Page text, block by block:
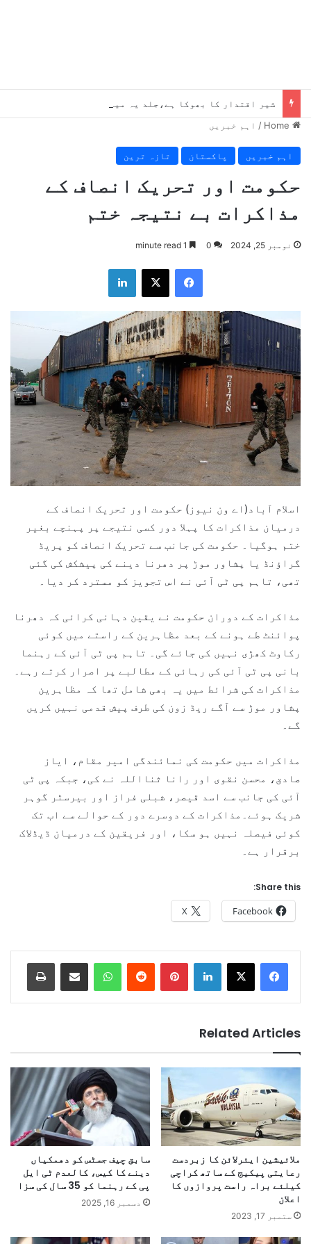
/ اہم خبریں
اہم خبریں پاکستان تازہ ترین
حکومت اور تحریک انصاف کے
مذاکرات بے نتیجہ ختم
نومبر 25, 2024 0
اسلام آباد(اے ون نیوز) حکومت اور تحریک انصاف کے
درمیان مذاکرات کا پہلا دور کسی نتیجے پر پہنچے بغیر
ختم ہوگیا۔ حکومت کی جانب سے تحریک انصاف کو پریڈ
گراؤنڈ یا پشاور موڑ پر دھرنا دینے کی پیشکش کی گئی
تھی، تاہم پی ٹی آئی نے اس تجویز کو مسترد کر دیا۔
مذاکرات کے دوران حکومت نے یقین دہانی کرائی کہ دھرنا
پوائنٹ طے ہونے کے بعد مظاہرین کے راستے میں کوئی
رکاوٹ کھڑی نہیں کی جائے گی۔ تاہم پی ٹی آئی کے رہنما
بانی پی ٹی آئی کی رہائی کے مطالبے پر اصرار کرتے رہے۔
مذاکرات کی شرائط میں یہ بھی شامل تھا کہ مظاہرین
پشاور موڑ سے آگے ریڈ زون کی طرف پیش قدمی نہیں کریں
گے۔
مذاکرات میں حکومت کی نمائندگی امیر مقام، ایاز
صادق، محسن نقوی اور رانا ثنااللہ نے کی، جبکہ پی ٹی
آئی کی جانب سے اسد قیصر، شبلی فراز اور بیرسٹر گوہر
شریک ہوئے۔مذاکرات کے دوسرے دور کے حوالے سے اب تک
کوئی فیصلہ نہیں ہو سکا، اور فریقین کے درمیان ڈیڈلاک
برقرار ہے۔
Share this:
Facebook
X
Related Articles
ملائیشین ایئرلائن کا زبردست
رعایتی پیکیج کے ساتھ کراچی
کیلئے براہ راست پروازوں کا
اعلان
ستمبر 17, 2023
سابق چیف جسٹس کو دھمکیاں
دینے کا کیس، کالعدم ٹی ایل
پی کے رہنما کو 35 سال کی سزا
دسمبر 16, 2025